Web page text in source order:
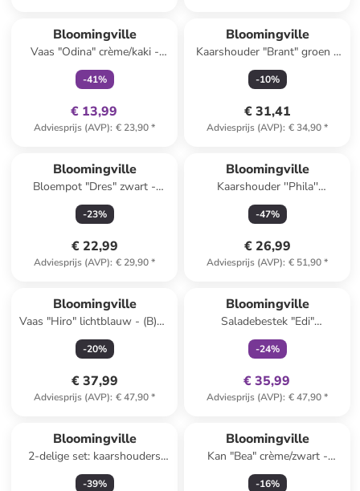
Bloomingville
Vaas "Odina" crème/kaki -
(H)21 x Ø 9 cm
-41%
€ 13,99
Adviesprijs (AVP): € 23,90*
Bloomingville
Kaarshouder "Brant" groen -
(H)20 x Ø 8 cm
-10%
€ 31,41
Adviesprijs (AVP): € 34,90*
Bloomingville
Bloempot "Dres" zwart -
(H)16 x Ø 16 cm
-23%
€ 22,99
Adviesprijs (AVP): € 29,90*
Bloomingville
Kaarshouder ''Phila''
wit/blauw - (H)17 x Ø 11 cm
-47%
€ 26,99
Adviesprijs (AVP): € 51,90*
Bloomingville
Vaas "Hiro" lichtblauw - (B)17
x (H)21 x (D)13,5 cm
-20%
€ 37,99
Adviesprijs (AVP): € 47,90*
Bloomingville
Saladebestek "Edi"
goudkleurig - (L)26,5 cm
-24%
€ 35,99
Adviesprijs (AVP): € 47,90*
Bloomingville
2-delige set: kaarshouders
''Mamie'' beige/bruin
-39%
Bloomingville
Kan "Bea" crème/zwart -
(H)19,5 x Ø 12 cm
-16%